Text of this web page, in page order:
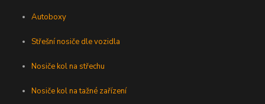
Autoboxy
Střešní nosiče dle vozidla
Nosiče kol na střechu
Nosiče kol na tažné zařízení